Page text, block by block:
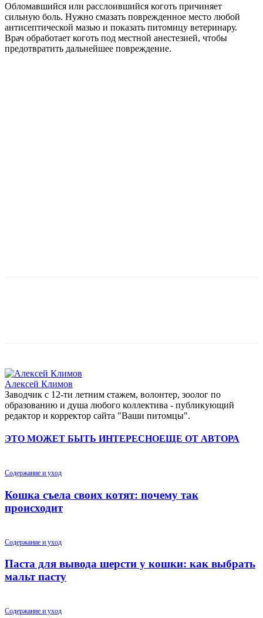
Обломавшийся или расслоившийся коготь причиняет
сильную боль. Нужно смазать поврежденное место любой
антисептической мазью и показать питомицу ветеринару.
Врач обработает коготь под местной анестезией, чтобы
предотвратить дальнейшее повреждение.
Алексей Климов
Заводчик c 12-ти летним стажем, волонтер, зоолог по
образованию и душа любого коллектива - публикующий
редактор и корректор сайта "Ваши питомцы".
ЭТО МОЖЕТ БЫТЬ ИНТЕРЕСНОЕЩЕ ОТ АВТОРА
Содержание и уход
Кошка съела своих котят: почему так
происходит
Содержание и уход
Паста для вывода шерсти у кошки: как выбрать
мальт пасту
Содержание и уход